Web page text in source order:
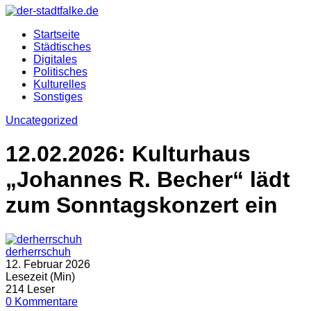
Startseite
Städtisches
Digitales
Politisches
Kulturelles
Sonstiges
Uncategorized
12.02.2026: Kulturhaus
„Johannes R. Becher“ lädt
zum Sonntagskonzert ein
derherrschuh
12. Februar 2026
Lesezeit (Min)
214 Leser
0 Kommentare